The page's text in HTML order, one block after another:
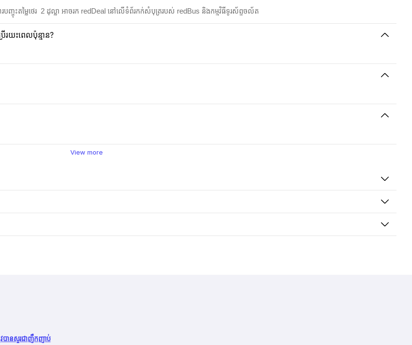
ះតម្លៃថេរ 2​ ដុល្លា អាចរក redDeal នៅលើទំព័រកក់សំបុត្ររបស់ redBus និងកម្មវិធីទូរស័ព្ទចល័ត
រយះពេលប៉ុន្មាន?
View more
បានសួរជាញឹកញាប់